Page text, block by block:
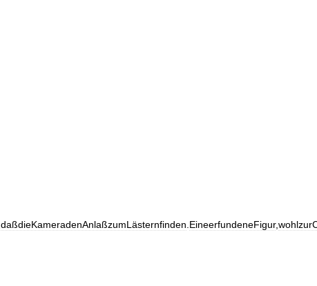
daßdieKameradenAnlaßzumLästernfinden EineerfundeneFigur,